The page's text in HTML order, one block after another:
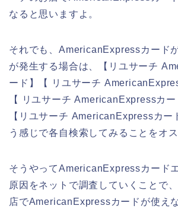
なると思いますよ。
それでも、AmericanExpressカード
が発生する場合は、【リユサーチ
ード】【 リユサーチ
【 リユサーチ AmericanExpressカ
【リユサーチ AmericanExpressカ
う感じで各自検索してみることをオス
そうやってAmericanExpressカード
原因をネットで調査していくことで
店でAmericanExpressカードが使え